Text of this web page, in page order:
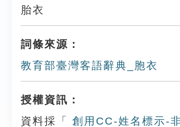
胎衣
詞條來源：
教育部臺灣客語辭典_胞衣
授權資訊：
資料採「
創用CC-姓名標示-